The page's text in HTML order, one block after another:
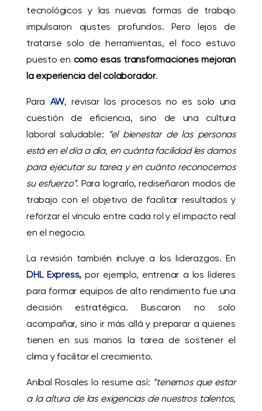
tecnológicos y las nuevas formas de trabajo
impulsaron ajustes profundos. Pero lejos de
tratarse solo de herramientas, el foco estuvo
puesto en cómo esas transformaciones mejoran
la experiencia del colaborador.
Para AW, revisar los procesos no es solo una
cuestión de eficiencia, sino de una cultura
laboral saludable: “el bienestar de las personas
está en el día a día, en cuánta facilidad les damos
para ejecutar su tarea y en cuánto reconocemos
su esfuerzo”. Para lograrlo, rediseñaron modos de
trabajo con el objetivo de facilitar resultados y
reforzar el vínculo entre cada rol y el impacto real
en el negocio.
La revisión también incluye a los liderazgos. En
DHL Express, por ejemplo, entrenar a los líderes
para formar equipos de alto rendimiento fue una
decisión estratégica. Buscaron no solo
acompañar, sino ir más allá y preparar a quienes
tienen en sus manos la tarea de sostener el
clima y facilitar el crecimiento.
Aníbal Rosales lo resume así: “tenemos que estar
a la altura de las exigencias de nuestros talentos,